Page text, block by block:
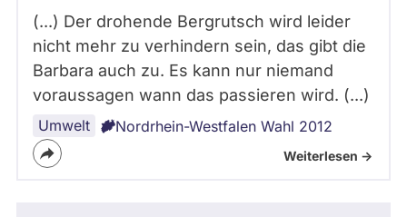
(...) Der drohende Bergrutsch wird leider
nicht mehr zu verhindern sein, das gibt die
Barbara auch zu. Es kann nur niemand
voraussagen wann das passieren wird. (...)
Umwelt Nordrhein-Westfalen Wahl 2012
Weiterlesen ->